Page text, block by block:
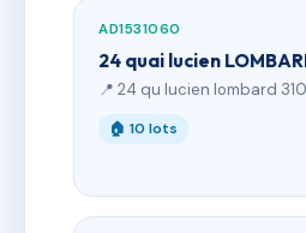
AD1531060
24 quai lucien
📍 24 qu lucien lombard
🏠 10 lots